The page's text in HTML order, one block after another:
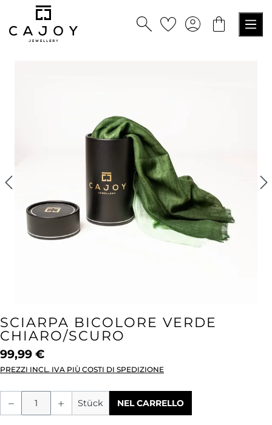
principale
SCIARPA BICOLORE VERDE
CHIARO/SCURO
99,99 €
PREZZI INCL. IVA PIÙ COSTI DI SPEDIZIONE
Quantità del prodotto: inserisci la
Stück NEL CARRELLO